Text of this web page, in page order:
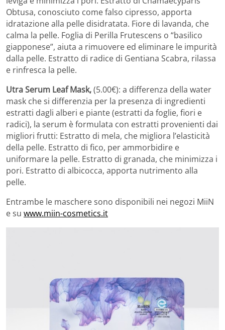
Obtusa, conosciuto come falso cipresso, apporta
idratazione alla pelle disidratata. Fiore di lavanda, che
calma la pelle. Foglia di Perilla Frutescens o “basilico
giapponese”, aiuta a rimuovere ed eliminare le impurità
dalla pelle. Estratto di radice di Gentiana Scabra, rilassa
e rinfresca la pelle.
Utra Serum Leaf Mask,(5.00€): a differenza della water
mask che si differenzia per la presenza di ingredienti
estratti dagli alberi e piante (estratti da foglie, fiori e
radici), la serum è formulata con estratti provenienti dai
migliori frutti: Estratto di mela, che migliora l’elasticità
della pelle. Estratto di fico, per ammorbidire e
uniformare la pelle. Estratto di granada, che minimizza i
pori. Estratto di albicocca, apporta nutrimento alla
pelle.
Entrambe le maschere sono disponibili nei negozi MiiN
e su www.miin-cosmetics.it